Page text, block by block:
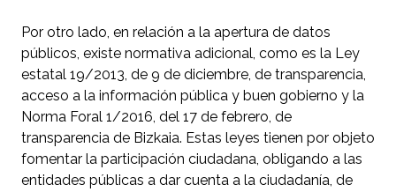
Por otro lado, en relación a la apertura de datos
públicos, existe normativa adicional, como es la Ley
estatal 19/2013, de 9 de diciembre, de transparencia,
acceso a la información pública y buen gobierno y la
Norma Foral 1/2016, del 17 de febrero, de
transparencia de Bizkaia. Estas leyes tienen por objeto
fomentar la participación ciudadana, obligando a las
entidades públicas a dar cuenta a la ciudadanía, de